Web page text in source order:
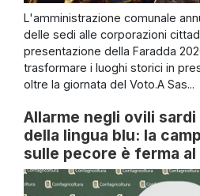
L'amministrazione comunale
delle sedi alle corporazioni
presentazione della Faradda
trasformare i luoghi storici in
oltre la giornata del Voto.A Sas...
Allarme negli ovili
della lingua blu: la
sulle pecore è ferma